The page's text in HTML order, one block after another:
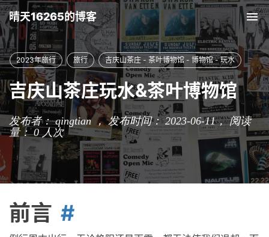
晴天16265的博客
2023年旅行 旅行 吉庆山茶庄 - 茶叶博物馆 - 博物馆 - 玩水
吉庆山茶庄玩水&茶叶博物馆
发布者： qingtian ， 发布时间： 2023-06-11，阅读
量： 0人次
前言